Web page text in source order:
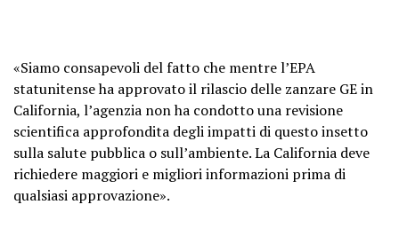
«Siamo consapevoli del fatto che mentre l’EPA
statunitense ha approvato il rilascio delle zanzare GE in
California, l’agenzia non ha condotto una revisione
scientifica approfondita degli impatti di questo insetto
sulla salute pubblica o sull’ambiente. La California deve
richiedere maggiori e migliori informazioni prima di
qualsiasi approvazione».